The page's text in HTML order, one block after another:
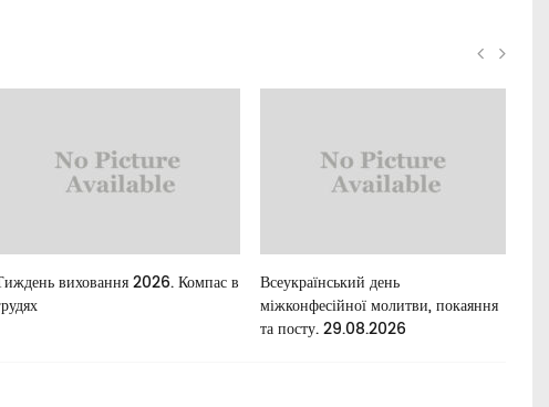
виховання 2026. Компас в
Всеукраїнський день
міжконфесійної молитви, покаяння
та посту. 29.08.2026